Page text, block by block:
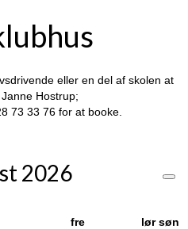
eller en del af skolen at
Hostrup;
73 33 76 for at booke.
2026
fre lør søn